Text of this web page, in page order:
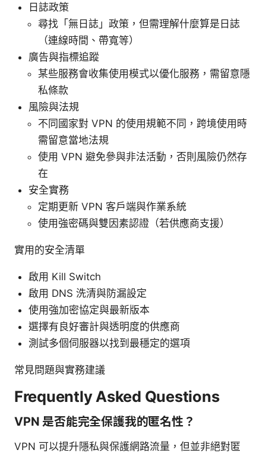
日誌政策
尋找「無日誌」政策，但需理解什麼算是日誌
（連線時間、帶寬等）
廣告與指標追蹤
某些服務會收集使用模式以優化服務，需留意隱
私條款
風險與法規
不同國家對 VPN 的使用規範不同，跨境使用時
需留意當地法規
使用 VPN 避免參與非法活動，否則風險仍然存
在
安全實務
定期更新 VPN 客戶端與作業系統
使用強密碼與雙因素認證（若供應商支援）
實用的安全清單
啟用 Kill Switch
啟用 DNS 洗清與防漏設定
使用強加密協定與最新版本
選擇有良好審計與透明度的供應商
測試多個伺服器以找到最穩定的選項
常見問題與實務建議
Frequently Asked Questions
VPN 是否能完全保護我的匿名性？
VPN 可以提升隱私與保護網路流量，但並非絕對匿